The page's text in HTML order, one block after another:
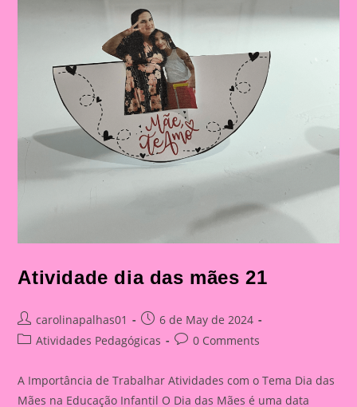
Atividade dia das mães 21
Post
author:
carolinapalhas01
Post
published:
6 de May de 2024
PostAtividades Pedagógicas
Post0 Comments
A Importância de Trabalhar Atividades com o Tema Dia das
Mães na Educação Infantil O Dia das Mães é uma data